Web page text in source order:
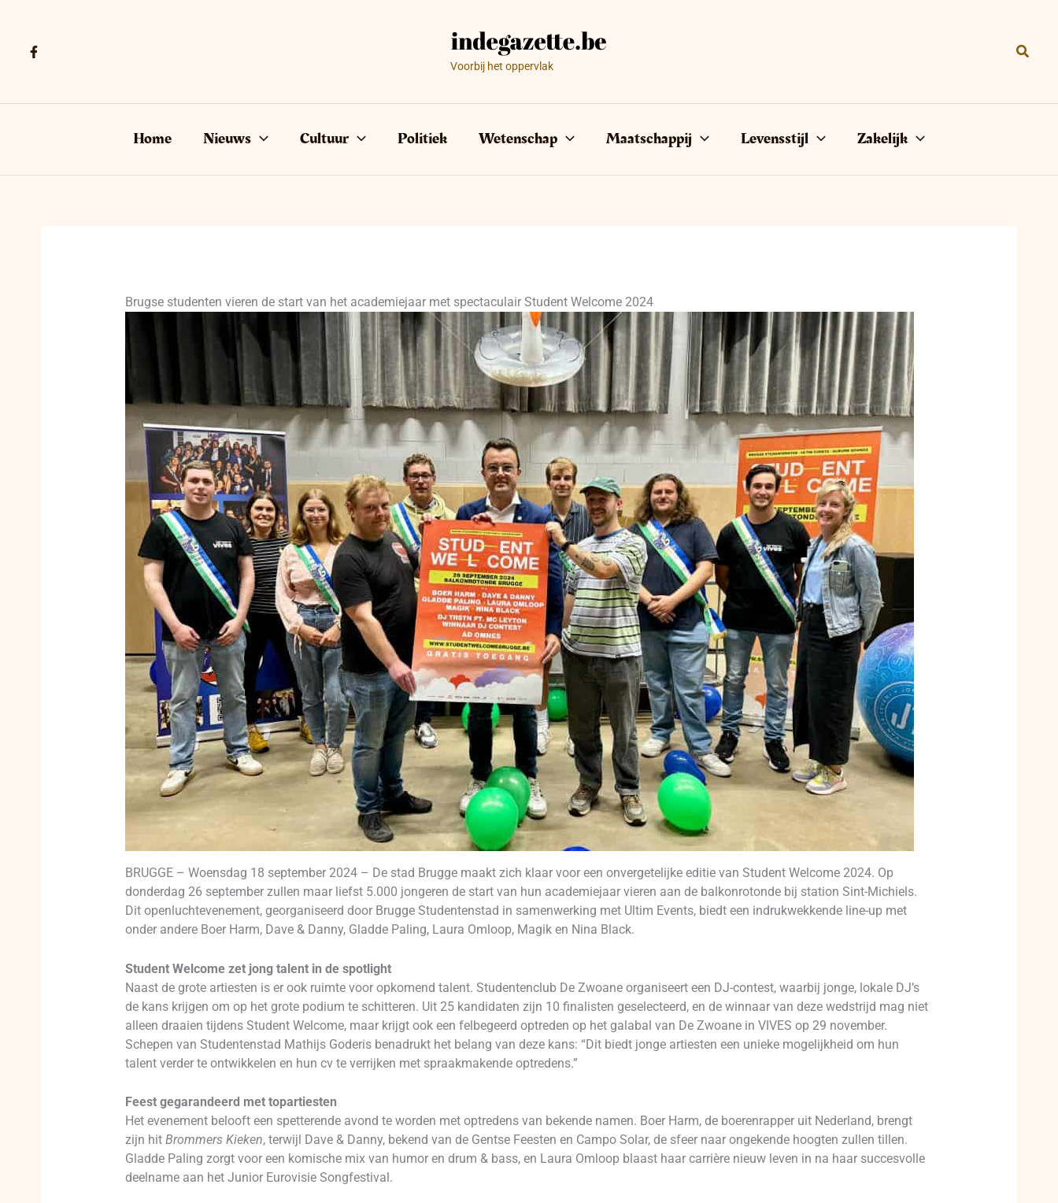
Voorbij het oppervlak
Home Nieuws Cultuur Politiek Wetenschap Maatschappij Levensstijl Zakelijk
Brugse studenten vieren de start van het academiejaar met spectaculair Student Welcome 2024
BRUGGE – Woensdag 18 september 2024 – De stad Brugge maakt zich klaar voor een onvergetelijke editie van Student Welcome 2024. Op
donderdag 26 september zullen maar liefst 5.000 jongeren de start van hun academiejaar vieren aan de balkonrotonde bij station Sint-Michiels.
Dit openluchtevenement, georganiseerd door Brugge Studentenstad in samenwerking met Ultim Events, biedt een indrukwekkende line-up met
onder andere Boer Harm, Dave & Danny, Gladde Paling, Laura Omloop, Magik en Nina Black.
Student Welcome zet jong talent in de spotlight
Naast de grote artiesten is er ook ruimte voor opkomend talent. Studentenclub De Zwoane organiseert een DJ-contest, waarbij jonge, lokale DJ’s
de kans krijgen om op het grote podium te schitteren. Uit 25 kandidaten zijn 10 finalisten geselecteerd, en de winnaar van deze wedstrijd mag niet
alleen draaien tijdens Student Welcome, maar krijgt ook een felbegeerd optreden op het galabal van De Zwoane in VIVES op 29 november.
Schepen van Studentenstad Mathijs Goderis benadrukt het belang van deze kans: “Dit biedt jonge artiesten een unieke mogelijkheid om hun
talent verder te ontwikkelen en hun cv te verrijken met spraakmakende optredens.”
Feest gegarandeerd met topartiesten
Het evenement belooft een spetterende avond te worden met optredens van bekende namen. Boer Harm, de boerenrapper uit Nederland, brengt
zijn hit Brommers Kieken, terwijl Dave & Danny, bekend van de Gentse Feesten en Campo Solar, de sfeer naar ongekende hoogten zullen tillen.
Gladde Paling zorgt voor een komische mix van humor en drum & bass, en Laura Omloop blaast haar carrière nieuw leven in na haar succesvolle
deelname aan het Junior Eurovisie Songfestival.